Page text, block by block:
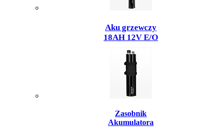
Aku grzewczy
18AH 12V E/O
Zasobnik
Akumulatora